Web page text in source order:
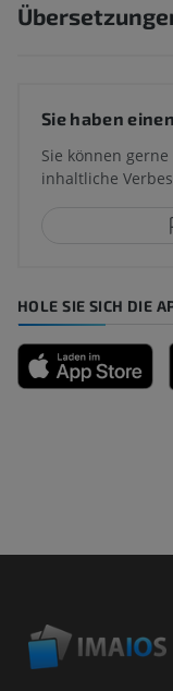
Sie haben
Sie können
inhaltliche
HOLE SIE SICH DIE